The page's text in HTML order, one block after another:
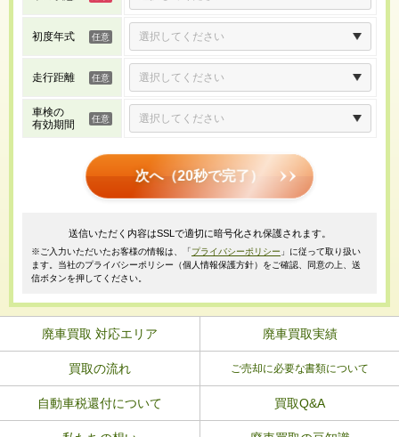
初度年式
走行距離
車検の
有効期間
次へ（20秒で完了）
送信いただく内容はSSLで適切に暗号化され保護されます。
※ご入力いただいたお客様の情報は、「プライバシーポリシー 」に従って取り扱い
ます。当社のプライバシーポリシー（個人情報保護方針）をご確認、同意の上、送
信ボタンを押してください。
廃車買取 対応エリア 廃車買取実績
買取の流れ ご売却に必要な書類について
自動車税還付について 買取Q&A